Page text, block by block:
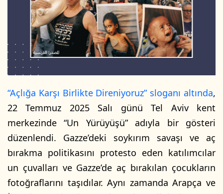
o
s
t
a
n
d
m
e
k
“Açlığa Karşı Birlikte Direniyoruz” sloganı altında,
22 Temmuz 2025 Salı günü Tel Aviv kent
merkezinde “Un Yürüyüşü” adıyla bir gösteri
düzenlendi. Gazze’deki soykırım savaşı ve aç
bırakma politikasını protesto eden katılımcılar
un çuvalları ve Gazze’de aç bırakılan çocukların
fotoğraflarını taşıdılar. Aynı zamanda Arapça ve